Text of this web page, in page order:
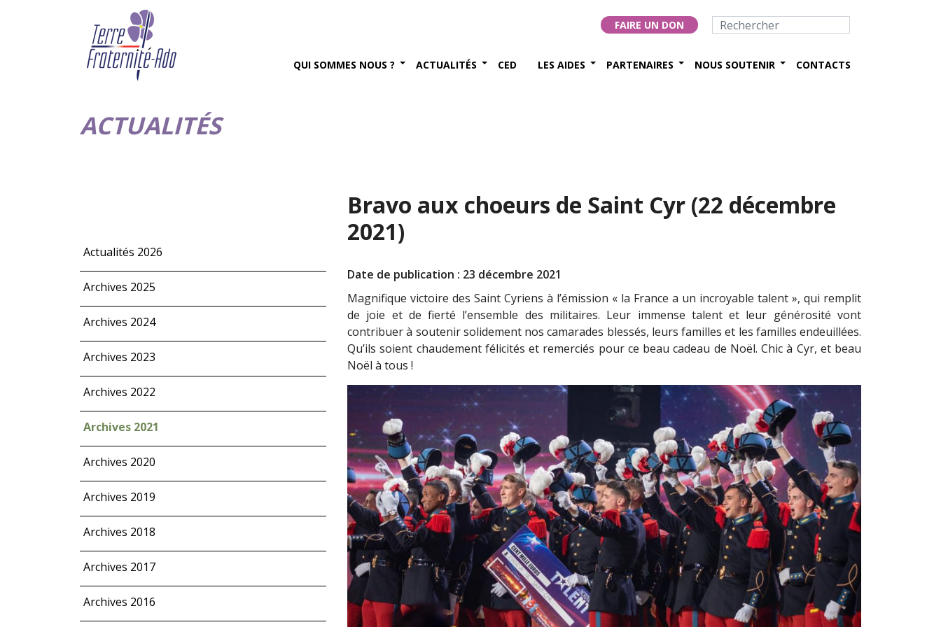
FAIRE UN DON
QUI SOMMES NOUS ? ACTUALITÉS CED LES AIDES PARTENAIRES NOUS SOUTENIR CONTACTS
ACTUALITÉS
Actualités 2026
Archives 2025
Archives 2024
Archives 2023
Archives 2022
Archives 2021
Archives 2020
Archives 2019
Archives 2018
Archives 2017
Archives 2016
Bravo aux choeurs de Saint Cyr (22 décembre
2021)
Date de publication : 23 décembre 2021
Magnifique victoire des Saint Cyriens à l’émission « la France a un incroyable talent », qui remplit
de joie et de fierté l’ensemble des militaires. Leur immense talent et leur générosité vont
contribuer à soutenir solidement nos camarades blessés, leurs familles et les familles endeuillées.
Qu’ils soient chaudement félicités et remerciés pour ce beau cadeau de Noël. Chic à Cyr, et beau
Noël à tous !